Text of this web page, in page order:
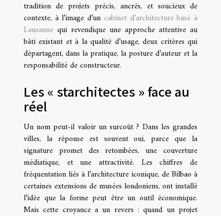
tradition de projets précis, ancrés, et soucieux de
contexte, à l’image d’un cabinet d’architecture basé à
Lausanne qui revendique une approche attentive au
bâti existant et à la qualité d’usage, deux critères qui
départagent, dans la pratique, la posture d’auteur et la
responsabilité de constructeur.
Les « starchitectes » face au
réel
Un nom peut-il valoir un surcoût ? Dans les grandes
villes, la réponse est souvent oui, parce que la
signature promet des retombées, une couverture
médiatique, et une attractivité. Les chiffres de
fréquentation liés à l’architecture iconique, de Bilbao à
certaines extensions de musées londoniens, ont installé
l’idée que la forme peut être un outil économique.
Mais cette croyance a un revers : quand un projet